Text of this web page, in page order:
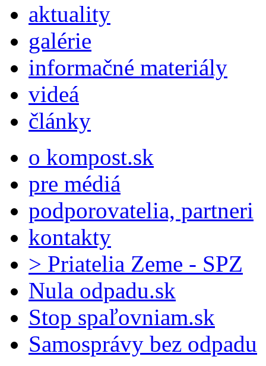
aktuality
galérie
informačné materiály
videá
články
o kompost.sk
pre médiá
podporovatelia, partneri
kontakty
> Priatelia Zeme - SPZ
Nula odpadu.sk
Stop spaľovniam.sk
Samosprávy bez odpadu